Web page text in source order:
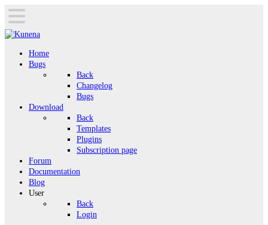
Home
Bugs
Back
Changelog
Bugs
Download
Back
Templates
Plugins
Subscription page
Forum
Documentation
Blog
User
Back
Login